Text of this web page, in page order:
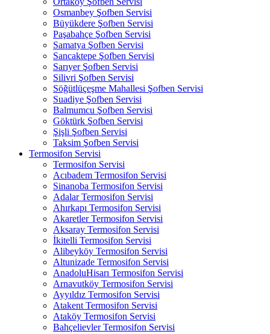
Osmanbey Şofben Servisi
Büyükdere Şofben Servisi
Paşabahçe Şofben Servisi
Samatya Şofben Servisi
Sancaktepe Şofben Servisi
Sarıyer Şofben Servisi
Silivri Şofben Servisi
Söğütlüçeşme Mahallesi Şofben Servisi
Suadiye Şofben Servisi
Balmumcu Şofben Servisi
Göktürk Şofben Servisi
Şişli Şofben Servisi
Taksim Şofben Servisi
Termosifon Servisi
Termosifon Servisi
Acıbadem Termosifon Servisi
Sinanoba Termosifon Servisi
Adalar Termosifon Servisi
Ahırkapı Termosifon Servisi
Akaretler Termosifon Servisi
Aksaray Termosifon Servisi
İkitelli Termosifon Servisi
Alibeyköy Termosifon Servisi
Altunizade Termosifon Servisi
AnadoluHisarı Termosifon Servisi
Arnavutköy Termosifon Servisi
Ayyıldız Termosifon Servisi
Atakent Termosifon Servisi
Ataköy Termosifon Servisi
Bahçelievler Termosifon Servisi